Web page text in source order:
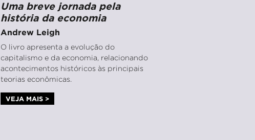
Uma breve jornada pela
história da economia
Andrew Leigh
O livro apresenta a evolução do
capitalismo e da economia, relacionando
acontecimentos históricos às principais
teorias econômicas.
VEJA MAIS >